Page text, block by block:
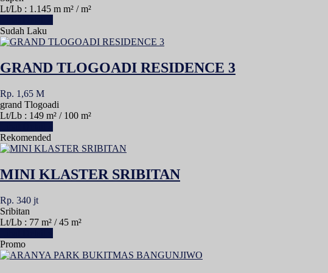
Lt/Lb : 1.145 m m² / m²
Sudah Laku
GRAND TLOGOADI RESIDENCE 3
Rp. 1,65 M
grand Tlogoadi
Lt/Lb : 149 m² / 100 m²
Rekomended
MINI KLASTER SRIBITAN
Rp. 340 jt
Sribitan
Lt/Lb : 77 m² / 45 m²
Promo